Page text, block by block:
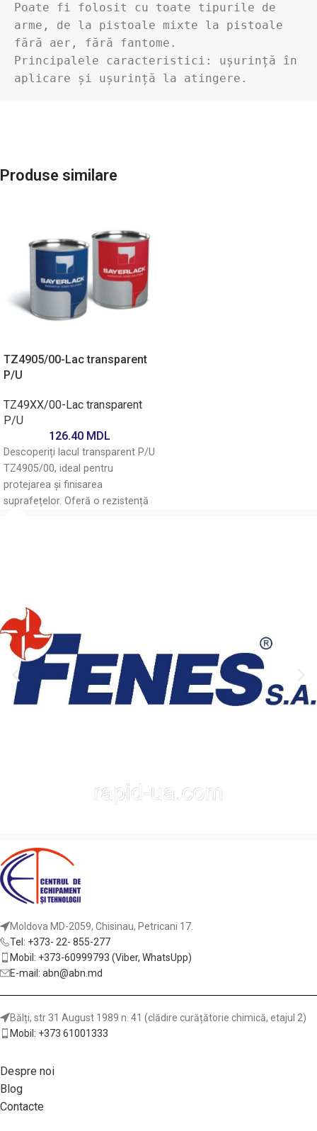
Poate fi folosit cu toate tipurile de
arme, de la pistoale mixte la pistoale
fără aer, fără fantome.
Principalele caracteristici: ușurință în
aplicare și ușurință la atingere.
Produse similare
TZ4905/00-Lac transparent
P/U
TZ49XX/00-Lac transparent
P/U
126.40 MDL
Descoperiți lacul transparent P/U
TZ4905/00, ideal pentru
protejarea și finisarea
suprafețelor. Oferă o rezistență
frumusețea materialelor. Alegeți
TZ4905 pentru rezultate
profesionale și durabile!
Moldova MD-2059, Chisinau, Petricani 17.
Tel: +373- 22- 855-277
Mobil: +373-60999793 (Viber, WhatsUpp)
E-mail: abn@abn.md
Bălți, str 31 August 1989 n. 41 (clădire curățătorie chimică, etajul 2)
Mobil: +373 61001333
Despre noi
Blog
Contacte